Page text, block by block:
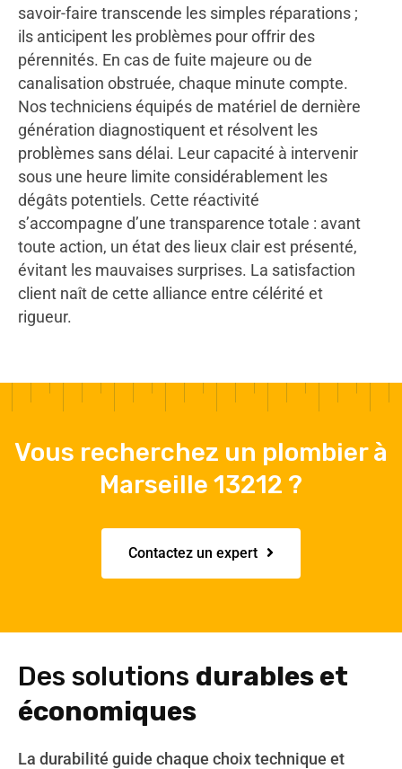
savoir-faire transcende les simples réparations ;
ils anticipent les problèmes pour offrir des
pérennités. En cas de fuite majeure ou de
canalisation obstruée, chaque minute compte.
Nos techniciens équipés de matériel de dernière
génération diagnostiquent et résolvent les
problèmes sans délai. Leur capacité à intervenir
sous une heure limite considérablement les
dégâts potentiels. Cette réactivité
s’accompagne d’une transparence totale : avant
toute action, un état des lieux clair est présenté,
évitant les mauvaises surprises. La satisfaction
client naît de cette alliance entre célérité et
rigueur.
Vous recherchez un plombier à
Marseille 13212 ?
Contactez un expert
Des solutions durables et
économiques
La durabilité guide chaque choix technique et